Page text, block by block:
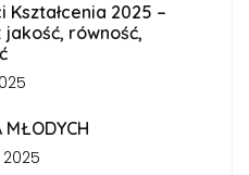
Kształcenia 2025 –
jakość, równość,
MŁODYCH